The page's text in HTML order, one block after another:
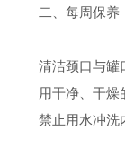
二、每周保养
清洁颈口与罐
用干净、干燥
禁止用水冲洗